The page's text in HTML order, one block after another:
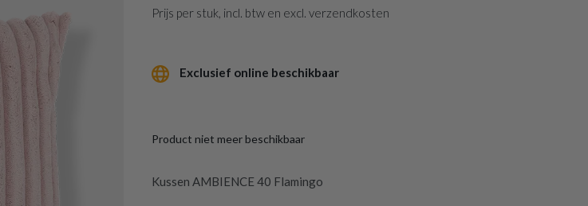
Prijs per stuk, incl. btw en excl. verzendkosten
Exclusief online beschikbaar
Product niet meer beschikbaar
Kussen AMBIENCE 40 Flamingo